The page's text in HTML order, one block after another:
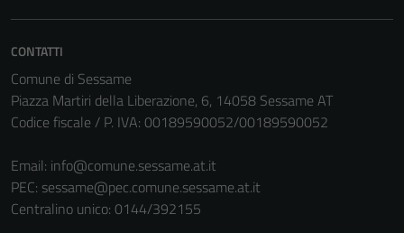
CONTATTI
Comune di Sessame
Piazza Martiri della Liberazione, 6, 14058 Sessame AT
Codice fiscale / P. IVA: 00189590052/00189590052
Email: info@comune.sessame.at.it
PEC: sessame@pec.comune.sessame.at.it
Centralino unico: 0144/392155